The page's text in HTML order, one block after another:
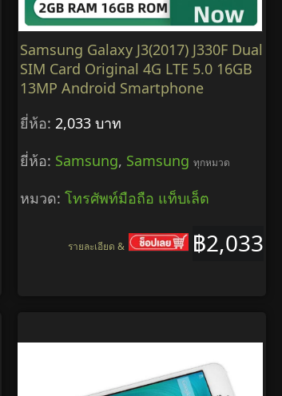
Samsung Galaxy J3(2017) J330F Dual
SIM Card Original 4G LTE 5.0 16GB
13MP Android Smartphone
ยี่ห้อ: 2,033 บาท
ยี่ห้อ: Samsung, Samsung ทุกหมวด
หมวด: โทรศัพท์มือถือ แท็บเล็ต
฿2,033
รายละเอียด &